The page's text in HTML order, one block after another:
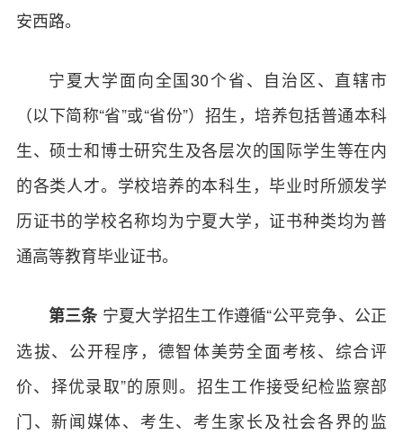
安西路。
宁夏大学面向全国30个省、自治区、直辖市
（以下简称“省”或“省份”）招生，培养包括普通本科
生、硕士和博士研究生及各层次的国际学生等在内
的各类人才。学校培养的本科生，毕业时所颁发学
历证书的学校名称均为宁夏大学，证书种类均为普
通高等教育毕业证书。
第三条 宁夏大学招生工作遵循“公平竞争、公正
选拔、公开程序，德智体美劳全面考核、综合评
价、择优录取”的原则。招生工作接受纪检监察部
门、新闻媒体、考生、考生家长及社会各界的监